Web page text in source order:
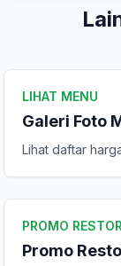
LIHAT MENU
Galeri Foto
Lihat daftar
PROMO
Promo